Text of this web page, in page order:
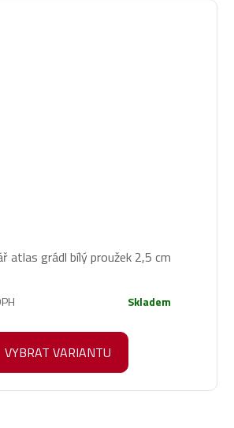
atlas grádl bílý proužek 2,5 cm
Skladem
VYBRAT VARIANTU